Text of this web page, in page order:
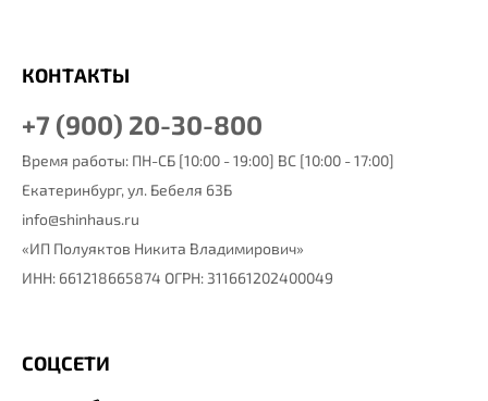
КОНТАКТЫ
+7 (900) 20-30-800
Время работы: ПН-СБ [10:00 - 19:00] ВС [10:00 - 17:00]
Екатеринбург, ул. Бебеля 63Б
info@shinhaus.ru
«ИП Полуяктов Никита Владимирович»
ИНН: 661218665874 ОГРН: 311661202400049
СОЦСЕТИ